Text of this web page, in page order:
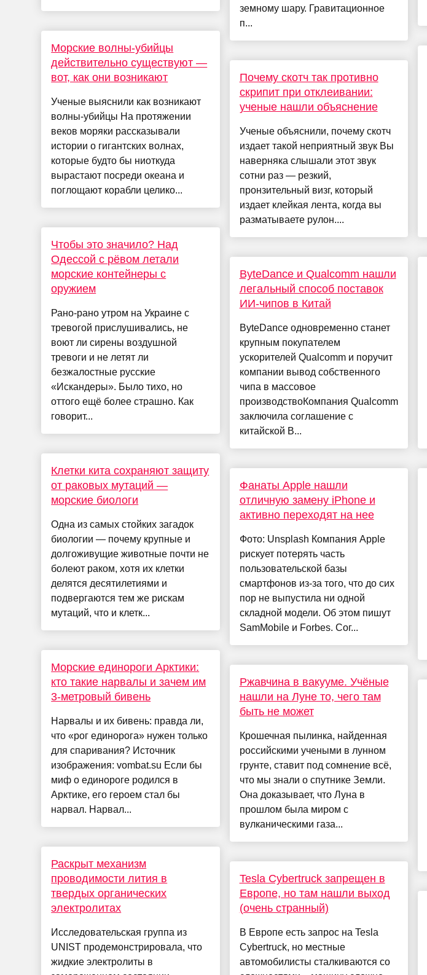
Морские волны-убийцы
действительно существуют —
вот, как они возникают
Ученые выяснили как возникают
волны-убийцы На протяжении
веков моряки рассказывали
истории о гигантских волнах,
которые будто бы ниоткуда
вырастают посреди океана и
поглощают корабли целико...
Чтобы это значило? Над
Одессой с рёвом летали
морские контейнеры с
оружием
Рано-рано утром на Украине с
тревогой прислушивались, не
воют ли сирены воздушной
тревоги и не летят ли
безжалостные русские
«Искандеры». Было тихо, но
оттого ещё более страшно. Как
говорит...
Клетки кита сохраняют защиту
от раковых мутаций —
морские биологи
Одна из самых стойких загадок
биологии — почему крупные и
долгоживущие животные почти не
болеют раком, хотя их клетки
делятся десятилетиями и
подвергаются тем же рискам
мутаций, что и клетк...
Морские единороги Арктики:
кто такие нарвалы и зачем им
3-метровый бивень
Нарвалы и их бивень: правда ли,
что «рог единорога» нужен только
для спаривания? Источник
изображения: vombat.su Если бы
миф о единороге родился в
Арктике, его героем стал бы
нарвал. Нарвал...
Раскрыт механизм
проводимости лития в
твердых органических
электролитах
Исследовательская группа из
UNIST продемонстрировала, что
жидкие электролиты в
земному шару. Гравитационное
п...
Почему скотч так противно
скрипит при отклеивании:
ученые нашли объяснение
Ученые объяснили, почему скотч
издает такой неприятный звук Вы
наверняка слышали этот звук
сотни раз — резкий,
пронзительный визг, который
издает клейкая лента, когда вы
разматываете рулон....
ByteDance и Qualcomm нашли
легальный способ поставок
ИИ-чипов в Китай
ByteDance одновременно станет
крупным покупателем
ускорителей Qualcomm и поручит
компании вывод собственного
чипа в массовое
производствоКомпания Qualcomm
заключила соглашение с
китайской B...
Фанаты Apple нашли
отличную замену iPhone и
активно переходят на нее
Фото: Unsplash Компания Apple
рискует потерять часть
пользовательской базы
смартфонов из-за того, что до сих
пор не выпустила ни одной
складной модели. Об этом пишут
SamMobile и Forbes. Сог...
Ржавчина в вакууме. Учёные
нашли на Луне то, чего там
быть не может
Крошечная пылинка, найденная
российскими учеными в лунном
грунте, ставит под сомнение всё,
что мы знали о спутнике Земли.
Она доказывает, что Луна в
прошлом была миром с
вулканическими газа...
Tesla Cybertruck запрещен в
Европе, но там нашли выход
(очень странный)
В Европе есть запрос на Tesla
Cybertruck, но местные
автомобилисты сталкиваются со